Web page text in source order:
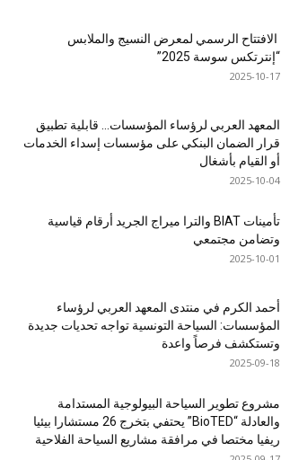
الافتتاح الرسمي لمعرض النسيج والملابس
“إنترتكس سوسة 2025”
2025-10-17
المعهد العربي لرؤساء المؤسسات… قابلية تطبيق
قرار الضمان البنكي على مؤسسات إسداء الخدمات
أو القيام بأشغال
2025-10-04
تأمينات BIAT والترا ميراج الجريد أرقام قياسية
وتضامن مجتمعي
2025-10-01
أحمد الكرم في منتدى المعهد العربي لرؤساء
المؤسسات: السياحة التونسية تواجه تحديات جديدة
وتستكشف فرصاً واعدة
2025-09-18
مشروع تطوير السياحة البيولوجية المستدامة
والعادلة “BioTED” يحتفي بتخرج 26 مستشارا بيئيا
ريفيا مختصا في مرافقة مشاريع السياحة الفلاحية